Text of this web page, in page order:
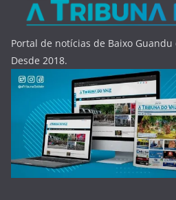
Portal de notícias de Baixo Guandu
Desde 2018.